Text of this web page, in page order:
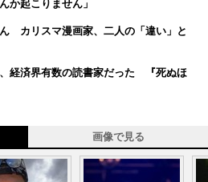
起こりません」
カリスマ漫画家、二人の「違い」と
経済界有数の読書家だった 『死ぬほ
画像で見る